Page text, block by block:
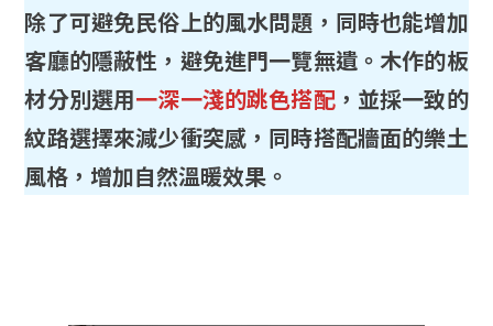
除了可避免民俗上的風水問題，同時也能增加
客廳的隱蔽性，避免進門一覽無遺。木作的板
材分別選用一深一淺的跳色搭配，並採一致的
紋路選擇來減少衝突感，同時搭配牆面的樂土
風格，增加自然溫暖效果。